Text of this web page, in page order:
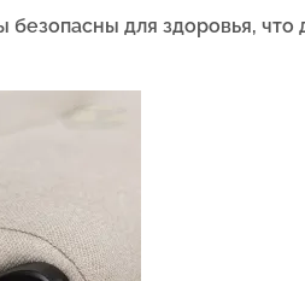
безопасны для здоровья,